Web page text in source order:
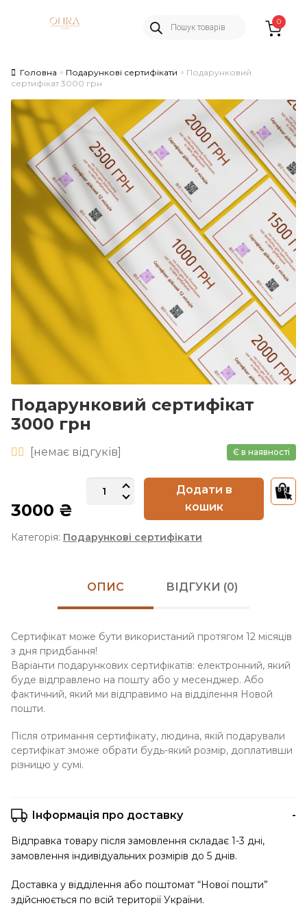
Пошук
товарів
0
Головна Подарункові сертифікати
Подарунковий
сертифікат 3000 грн
Подарунковий сертифікат
3000 грн
[немаєвідгуків] Є в наявності
3000 ₴
Подарунковий
сертифікат
грн
Додати в
кошик
Категорія: Подарункові сертифікати
ОПИС ВІДГУКИ (0)
Сертифікат може бути використаний протягом 12 місяців
з дня придбання!
Варіанти подарункових сертифікатів: електронний, який
буде відправлено на пошту або у месенджер. Або
фактичний, який ми відправимо на відділення Новой
пошти.
Після отримання сертифікату, людина, якій подарували
сертифікат зможе обрати будь-який розмір, доплативши
різницю у сумі.
Інформація про доставку
Відправка товару після замовлення складає 1-3 дні,
замовлення індивідуальних розмірів до 5 днів.
Доставка у відділення або поштомат “Нової пошти”
здійснюється по всій території України.